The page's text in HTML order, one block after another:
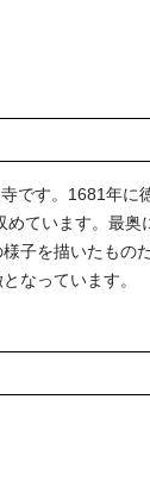
です。1681年に
ています。最奥
子を描いたもの
なっています。